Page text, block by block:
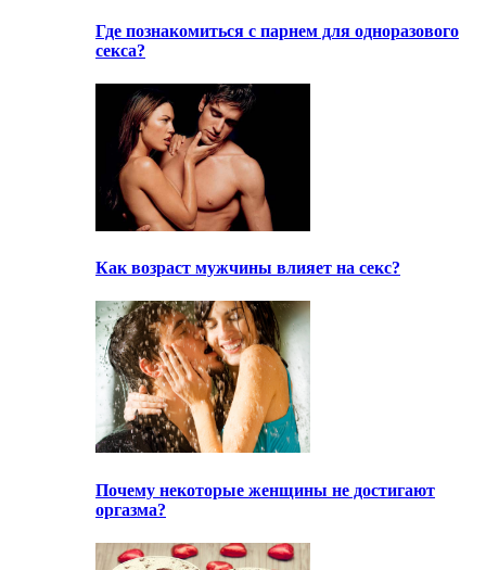
Где познакомиться с парнем для одноразового
секса?
Как возраст мужчины влияет на секс?
Почему некоторые женщины не достигают
оргазма?